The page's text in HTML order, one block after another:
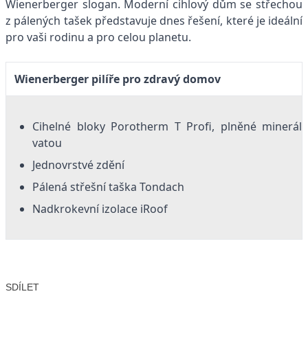
Wienerberger slogan. Moderní cihlový dům se střechou
z pálených tašek představuje dnes řešení, které je ideální
pro vaši rodinu a pro celou planetu.
Wienerberger pilíře pro zdravý domov
Cihelné bloky Porotherm T Profi, plněné
vatou
Jednovrstvé zdění
Pálená střešní taška Tondach
Nadkrokevní izolace iRoof
SDÍLET